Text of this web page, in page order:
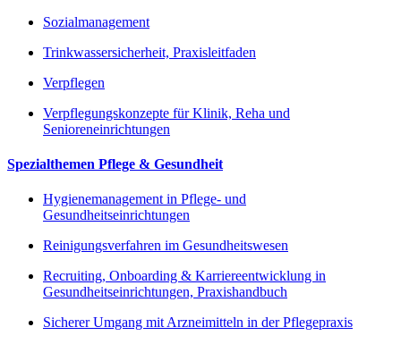
Sozialmanagement
Trinkwassersicherheit, Praxisleitfaden
Verpflegen
Verpflegungskonzepte für Klinik, Reha und
Senioreneinrichtungen
Spezialthemen Pflege & Gesundheit
Hygienemanagement in Pflege- und
Gesundheitseinrichtungen
Reinigungsverfahren im Gesundheitswesen
Recruiting, Onboarding & Karriereentwicklung in
Gesundheitseinrichtungen, Praxishandbuch
Sicherer Umgang mit Arzneimitteln in der Pflegepraxis